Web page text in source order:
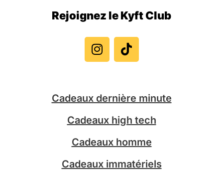
Rejoignez le Kyft Club
n
s
t
r
a
m
i
k
t
Cadeaux dernière minute
Cadeaux high tech
Cadeaux homme
Cadeaux immatériels